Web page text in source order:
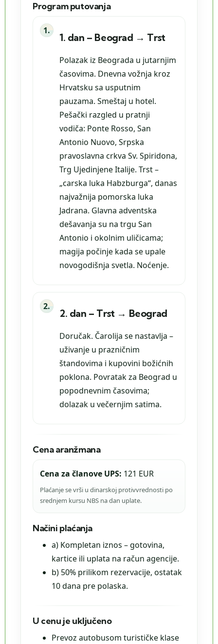
Program putovanja
1. dan – Beograd → Trst
Polazak iz Beograda u jutarnjim
časovima. Dnevna vožnja kroz
Hrvatsku sa usputnim
pauzama. Smeštaj u hotel.
Pešački razgled u pratnji
vodiča: Ponte Rosso, San
Antonio Nuovo, Srpska
pravoslavna crkva Sv. Spiridona,
Trg Ujedinjene Italije. Trst –
„carska luka Habzburga“, danas
najvažnija pomorska luka
Jadrana. Glavna adventska
dešavanja su na trgu San
Antonio i okolnim uličicama;
magija počinje kada se upale
novogodišnja svetla. Noćenje.
2. dan – Trst → Beograd
Doručak. Čarolija se nastavlja –
uživanje u prazničnim
štandovima i kupovini božićnih
poklona. Povratak za Beograd u
popodnevnim časovima;
dolazak u večernjim satima.
Cena aranžmana
Cena za članove UPS: 121 EUR
Plaćanje se vrši u dinarskoj protivvrednosti po
srednjem kursu NBS na dan uplate.
Načini plaćanja
a) Kompletan iznos – gotovina,
kartice ili uplata na račun agencije.
b) 50% prilikom rezervacije, ostatak
10 dana pre polaska.
U cenu je uključeno
Prevoz autobusom turističke klase